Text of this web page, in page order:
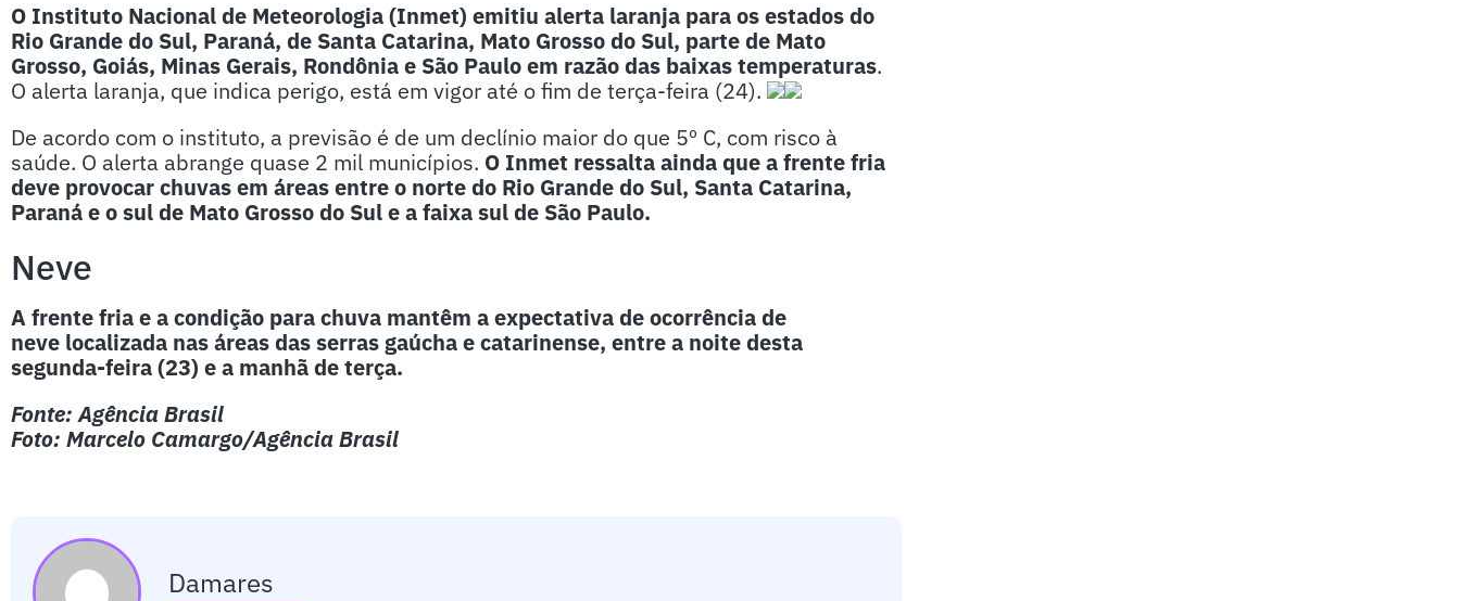
O Instituto Nacional de Meteorologia (Inmet) emitiu alerta laranja para os estados do
Rio Grande do Sul, Paraná, de Santa Catarina, Mato Grosso do Sul, parte de Mato
Grosso, Goiás, Minas Gerais, Rondônia e São Paulo em razão das baixas temperaturas.
O alerta laranja, que indica perigo, está em vigor até o fim de terça-feira (24).
De acordo com o instituto, a previsão é de um declínio maior do que 5º C, com risco à
saúde. O alerta abrange quase 2 mil municípios. O Inmet ressalta ainda que a frente fria
deve provocar chuvas em áreas entre o norte do Rio Grande do Sul, Santa Catarina,
Paraná e o sul de Mato Grosso do Sul e a faixa sul de São Paulo.
Neve
A frente fria e a condição para chuva mantêm a expectativa de ocorrência de
neve localizada nas áreas das serras gaúcha e catarinense, entre a noite desta
segunda-feira (23) e a manhã de terça.
Fonte: Agência Brasil
Foto: Marcelo Camargo/Agência Brasil
Damares